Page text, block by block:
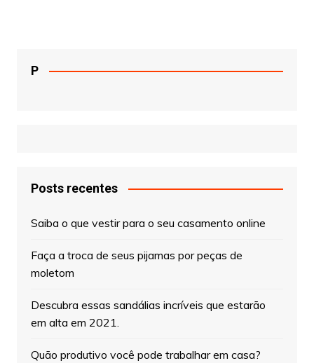
P
Posts recentes
Saiba o que vestir para o seu casamento online
Faça a troca de seus pijamas por peças de
moletom
Descubra essas sandálias incríveis que estarão
em alta em 2021.
Quão produtivo você pode trabalhar em casa?